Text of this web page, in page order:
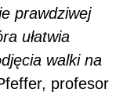
prawdziwej
ułatwia
walki na
profesor